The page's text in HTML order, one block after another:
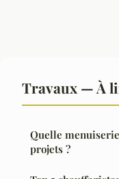
Travaux — À
Quelle
projets ?